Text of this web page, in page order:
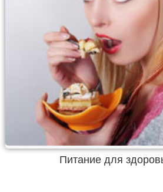
Питание для